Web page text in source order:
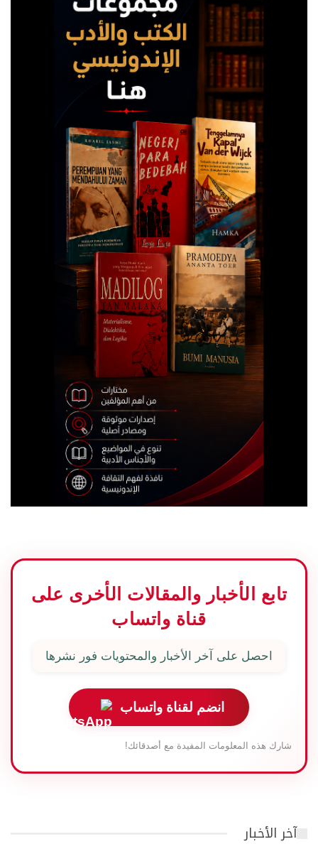
تابع الأخبار والمقالات الأخرى على
قناة واتساب
احصل على آخر الأخبار والمحتويات فور نشرها
انضم لقناة واتساب
شارك هذه المعلومات المفيدة مع أصدقائك!
آخر الأخبار